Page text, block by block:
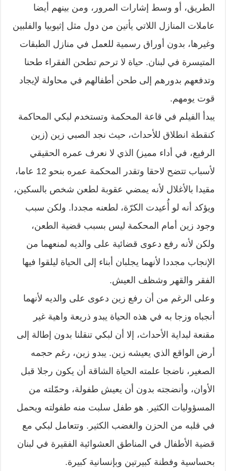
الطريق، أو وسط إشارات المرور، ومن بينهم أيضا
عاملات المنازل اللاتي يأتين من دول مثل إثيوبيا والفلبين
وغيرها، بدون أوراق رسمية للعمل في منازل الطبقات
المتيسرة في لبنان. حياة لا ترحم تطحن الفقراء طحنا
وتدفعهم بدورهم إلى طحن أطفالهم في محاولة لإيجاد
قوت يومهم.
يبدأ الفيلم في قاعة المحكمة وتستخدم لبكي المحاكمة
كنقطة انطلاق للأحداث، حيث نجد الصبي زين (زين
الرفيع، في أداء مميز) الذي لا نعرف عمره الحقيقي
لأسباب تتضح لاحقا وتقدر المحكمة عمره بنحو 12 عاما،
مقيدا بالأغلال لأنه يمضي عقوبة لطعن شخص بالسكين،
ويؤكد أنه لو أُعيدت الكرّة، لطعنه مجددا. ولكن سبب
وجود زين أمام المحكمة ليس بسبب قضية الطعن،
ولكن لأنه رفع دعوى قضائية على والديه لمنعهما من
الإنجاب مجددا لأنهما يجلبان أبناء إلى الحياة ليلقوا فيها
الفقر والقهر وشظف العيش.
وعلى الرغم من أن رفع زين دعوى على والديه لأنهما
أنجباه وزجا به في هذه الحياة يبدو ذريعة واهية غير
مقنعة لبداية الأحداث، إلا أن لبكي تنقلنا بدون إطالة إلى
أرض الواقع الذي يعيشه زين. يبدو زين، رغم حجمه
الصغير، ناضجا علمته الحياة الشاقة أن يكون رجلا قبل
الأوان، وأنضجته بدون أن يعيش طفولة، وحمّلته من
المسؤوليات الكثير. هو طفل سلبت منه طفولته ويحمل
في قلبه من الحزن والغضب الكثير. وتتعامل لبكي مع
قضية الأطفال في المناطق العشوائية الفقيرة في لبنان
بحساسية وفطنة كبيرتين وبإنسانية كبيرة.